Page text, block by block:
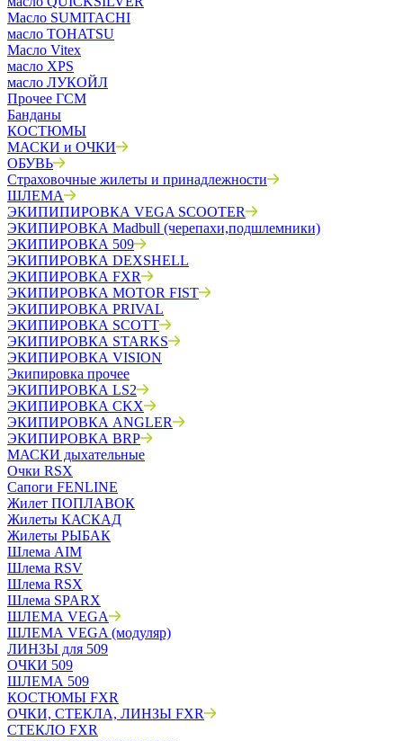
Масло SUMITACHI
масло TOHATSU
Масло Vitex
масло XPS
масло ЛУКОЙЛ
Прочее ГСМ
Банданы
КОСТЮМЫ
МАСКИ и ОЧКИ
ОБУВЬ
Страховочные жилеты и принадлежности
ШЛЕМА
ЭКИПИПИРОВКА VEGA SCOOTER
ЭКИПИРОВКА Madbull (черепахи,подшлемники)
ЭКИПИРОВКА 509
ЭКИПИРОВКА DEXSHELL
ЭКИПИРОВКА FXR
ЭКИПИРОВКА MOTOR FIST
ЭКИПИРОВКА PRIVAL
ЭКИПИРОВКА SCOTT
ЭКИПИРОВКА STARKS
ЭКИПИРОВКА VISION
Экипировка прочее
ЭКИПИРОВКА LS2
ЭКИПИРОВКА CKX
ЭКИПИРОВКА ANGLER
ЭКИПИРОВКА BRP
МАСКИ дыхательные
Очки RSX
Сапоги FENLINE
Жилет ПОПЛАВОК
Жилеты КАСКАД
Жилеты РЫБАК
Шлема AIM
Шлема RSV
Шлема RSX
Шлема SPARX
ШЛЕМА VEGA
ШЛЕМА VEGA (модуляр)
ЛИНЗЫ для 509
ОЧКИ 509
ШЛЕМА 509
КОСТЮМЫ FXR
ОЧКИ, СТЕКЛА, ЛИНЗЫ FXR
СТЕКЛО FXR